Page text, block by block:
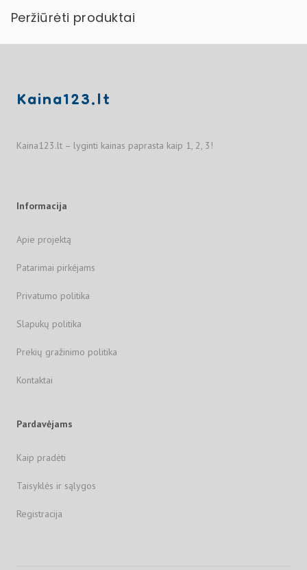
Peržiūrėti produktai
Kaina123.lt
Kaina123.lt – lyginti kainas paprasta kaip 1, 2, 3!
Informacija
Apie projektą
Patarimai pirkėjams
Privatumo politika
Slapukų politika
Prekių gražinimo politika
Kontaktai
Pardavėjams
Kaip pradėti
Taisyklės ir sąlygos
Registracija